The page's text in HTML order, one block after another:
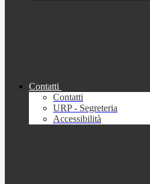
Contatti
Contatti
URP - Segreteria
Accessibilità